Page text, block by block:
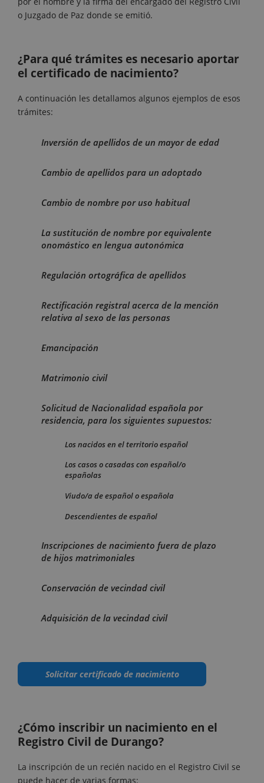
o Juzgado de Paz donde se emitió.
¿Para qué trámites es necesario aportar
el certificado de nacimiento?
A continuación les detallamos algunos ejemplos de esos
trámites:
Inversión de apellidos de un mayor de edad
Cambio de apellidos para un adoptado
Cambio de nombre por uso habitual
La sustitución de nombre por equivalente
onomástico en lengua autonómica
Regulación ortográfica de apellidos
Rectificación registral acerca de la mención
relativa al sexo de las personas
Emancipación
Matrimonio civil
Solicitud de Nacionalidad española por
residencia, para los siguientes supuestos:
Los nacidos en el territorio español
Los casos o casadas con español/o
españolas
Viudo/a de español o española
Descendientes de español
Inscripciones de nacimiento fuera de plazo
de hijos matrimoniales
Conservación de vecindad civil
Adquisición de la vecindad civil
Solicitar certificado de nacimiento
¿Cómo inscribir un nacimiento en el
Registro Civil de Durango?
La inscripción de un recién nacido en el Registro Civil se
puede hacer de varias formas: